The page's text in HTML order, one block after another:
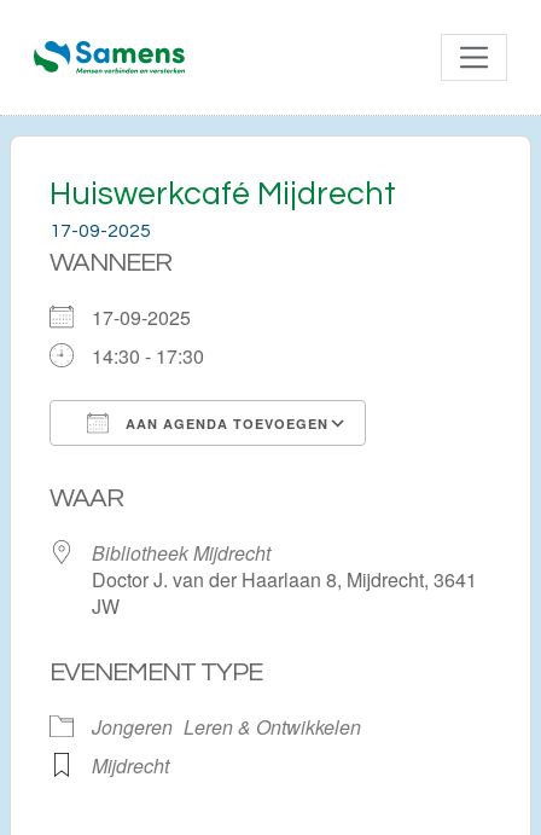
Huiswerkcafé Mijdrecht
17-09-2025
WANNEER
17-09-2025
14:30 - 17:30
AAN AGENDA TOEVOEGEN
WAAR
Bibliotheek Mijdrecht
Doctor J. van der Haarlaan 8, Mijdrecht, 3641
JW
EVENEMENT TYPE
Jongeren Leren & Ontwikkelen
Mijdrecht